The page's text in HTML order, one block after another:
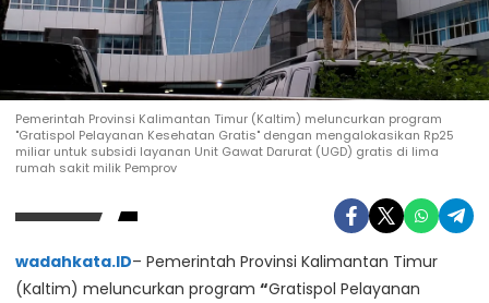
Pemerintah Provinsi Kalimantan Timur (Kaltim) meluncurkan program
"Gratispol Pelayanan Kesehatan Gratis" dengan mengalokasikan Rp25
miliar untuk subsidi layanan Unit Gawat Darurat (UGD) gratis di lima
rumah sakit milik Pemprov
wadahkata.ID– Pemerintah Provinsi Kalimantan Timur
(Kaltim) meluncurkan program “Gratispol Pelayanan